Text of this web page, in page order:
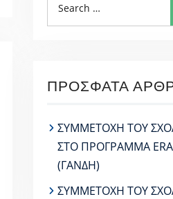
for:
ΠΡΌΣΦΑΤΑ
ΣΥΜΜΕΤΟΧΗ ΤΟΥ
ΣΤΟ ΠΡΟΓΡΑΜΜΑ
(ΓΑΝΔΗ)
ΣΥΜΜΕΤΟΧΗ ΤΟΥ